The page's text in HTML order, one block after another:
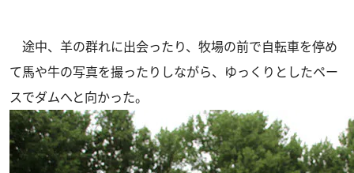
途中、羊の群れに出会ったり、牧場の前で自転車を停め
て馬や牛の写真を撮ったりしながら、ゆっくりとしたペー
スでダムへと向かった。